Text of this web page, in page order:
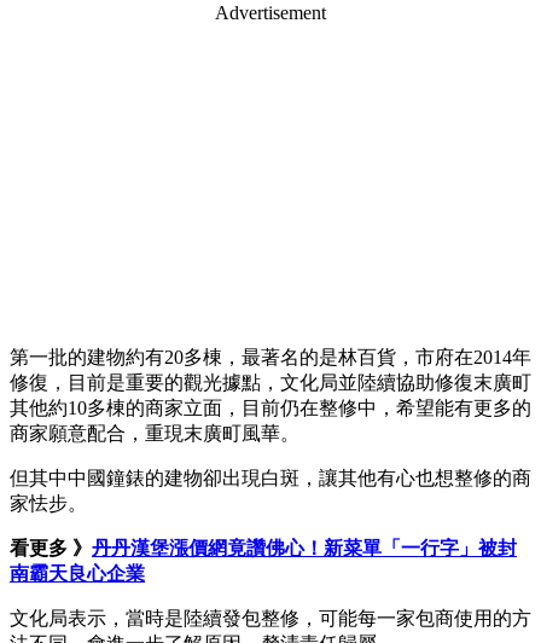
Advertisement
第一批的建物約有20多棟，最著名的是林百貨，市府在2014年
修復，目前是重要的觀光據點，文化局並陸續協助修復末廣町
其他約10多棟的商家立面，目前仍在整修中，希望能有更多的
商家願意配合，重現末廣町風華。
但其中中國鐘錶的建物卻出現白斑，讓其他有心也想整修的商
家怯步。
看更多 》 丹丹漢堡漲價網竟讚佛心！新菜單「一行字」被封
南霸天良心企業
文化局表示，當時是陸續發包整修，可能每一家包商使用的方